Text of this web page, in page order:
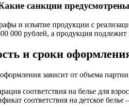
санкции предусмотрены
и изъятие продукции с
000 рублей, а продукция
и сроки
зависит от объема
соответствия на белье для
соответствия на детское